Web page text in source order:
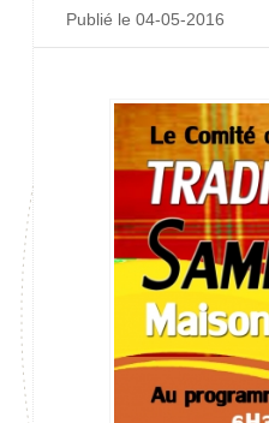
Publié le 04-05-2016